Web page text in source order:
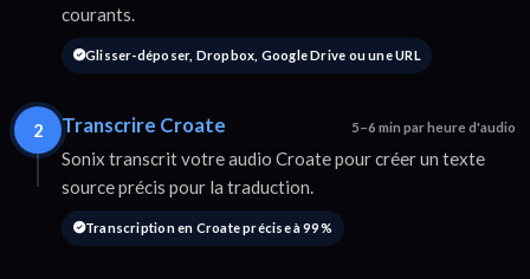
courants.
Glisser-déposer, Dropbox, Google Drive ou une URL
2 Transcrire Croate 5–6 min par heure d'audio
Sonix transcrit votre audio Croate pour créer un texte
source précis pour la traduction.
Transcription en Croate précise à 99 %